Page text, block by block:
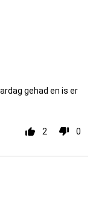
gehad en is er
2 0